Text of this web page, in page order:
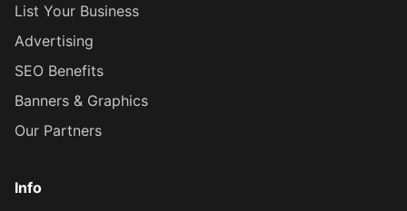
List Your Business
Advertising
SEO Benefits
Banners & Graphics
Our Partners
Info